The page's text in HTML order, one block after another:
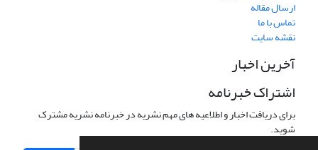
ارسال مقاله
تماس با ما
نقشه سایت
آخرین اخبار
اشتراک خبرنامه
برای دریافت اخبار و اطلاعیه های مهم نشریه در خبرنامه نشریه مشترک
شوید.